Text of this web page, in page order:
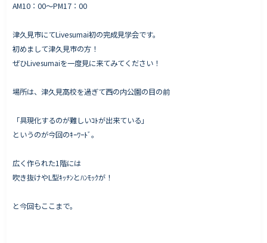
Works - 施工実績
オーナー様の声
よくいただくご質問
お役立ちコラム
会社情報
スタッフ紹介
AM10：00〜PM17：00
津久見市にてLivesumai初の完成見学会です。
初めまして津久見市の方！
ぜひLivesumaiを一度見に来てみてください！
場所は、津久見高校を過ぎて西の内公園の目の前
「具現化するのが難しいｺﾄが出来ている」
というのが今回のｷｰﾜｰﾄﾞ。
広く作られた1階には
吹き抜けやL型ｷｯﾁﾝとﾊﾝﾓｯｸが！
と今回もここまで。